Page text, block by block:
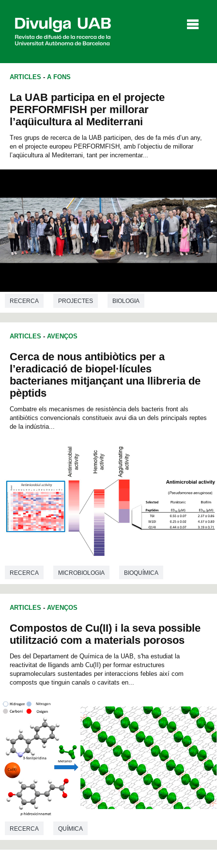
Entrevistes Vídeos
Agenda
CERCAR
ARTICLES - A FONS
La UAB participa en el projecte
PERFORMFISH per millorar
l’aqüicultura al Mediterrani
Tres grups de recerca de la UAB participen, des de fa més d’un any,
en el projecte europeu PERFORMFISH, amb l’objectiu de millorar
l’aqüicultura al Mediterrani, tant per incrementar...
RECERCA PROJECTES BIOLOGIA
ARTICLES - AVENÇOS
Cerca de nous antibiòtics per a
l’eradicació de biopel·lícules
bacterianes mitjançant una llibreria de
pèptids
Combatre els mecanismes de resistència dels bacteris front als
antibiòtics convencionals constitueix avui dia un dels principals reptes
de la indústria...
RECERCA MICROBIOLOGIA BIOQUÍMICA
ARTICLES - AVENÇOS
Compostos de Cu(II) i la seva possible
utilització com a materials porosos
Des del Departament de Química de la UAB, s'ha estudiat la
reactivitat de lligands amb Cu(II) per formar estructures
supramoleculars sustentades per interaccions febles així com
composts que tinguin canals o cavitats en...
RECERCA QUÍMICA